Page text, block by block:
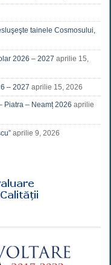
tainele Cosmosului,
2026 – 2027 aprilie 15,
– 2027 aprilie 15, 2026
Piatra – Neamț 2026 aprilie
aprilie 9, 2026